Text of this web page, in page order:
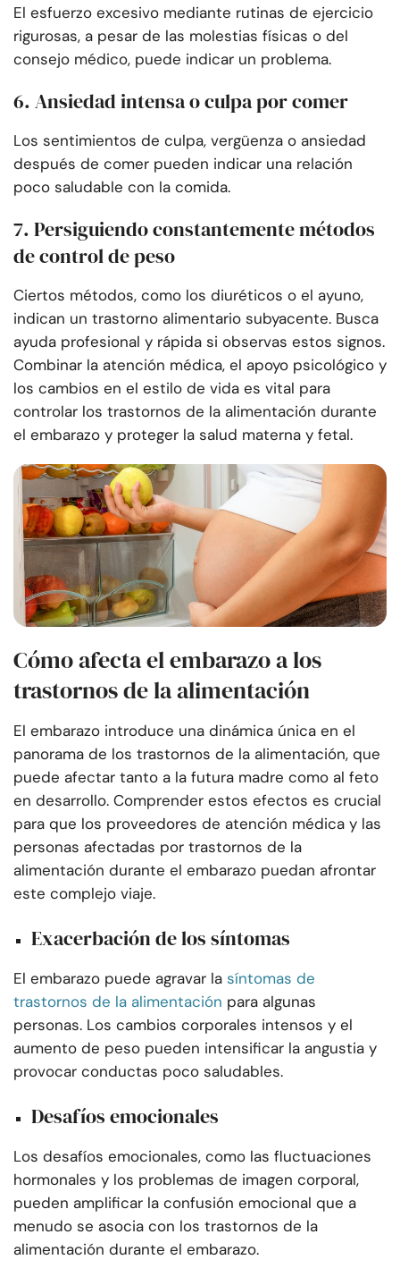
El esfuerzo excesivo mediante rutinas de ejercicio
rigurosas, a pesar de las molestias físicas o del
consejo médico, puede indicar un problema.
6. Ansiedad intensa o culpa por comer
Los sentimientos de culpa, vergüenza o ansiedad
después de comer pueden indicar una relación
poco saludable con la comida.
7. Persiguiendo constantemente métodos
de control de peso
Ciertos métodos, como los diuréticos o el ayuno,
indican un trastorno alimentario subyacente. Busca
ayuda profesional y rápida si observas estos signos.
Combinar la atención médica, el apoyo psicológico y
los cambios en el estilo de vida es vital para
controlar los trastornos de la alimentación durante
el embarazo y proteger la salud materna y fetal.
Cómo afecta el embarazo a los
trastornos de la alimentación
El embarazo introduce una dinámica única en el
panorama de los trastornos de la alimentación, que
puede afectar tanto a la futura madre como al feto
en desarrollo. Comprender estos efectos es crucial
para que los proveedores de atención médica y las
personas afectadas por trastornos de la
alimentación durante el embarazo puedan afrontar
este complejo viaje.
Exacerbación de los síntomas
El embarazo puede agravar la síntomas de
trastornos de la alimentación para algunas
personas. Los cambios corporales intensos y el
aumento de peso pueden intensificar la angustia y
provocar conductas poco saludables.
Desafíos emocionales
Los desafíos emocionales, como las fluctuaciones
hormonales y los problemas de imagen corporal,
pueden amplificar la confusión emocional que a
menudo se asocia con los trastornos de la
alimentación durante el embarazo.